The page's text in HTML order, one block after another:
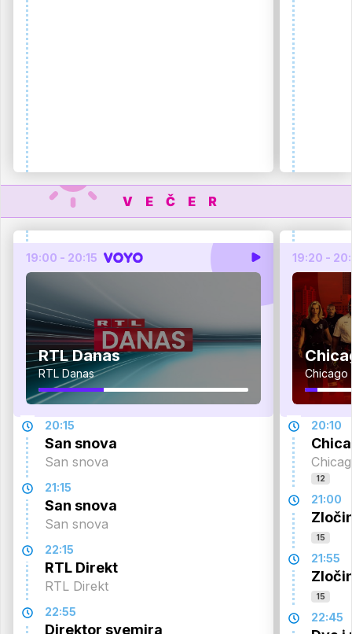
VEČER
19:00 - 20:15
RTL Danas
RTL Danas
20:15
San snova
San snova
21:15
San snova
San snova
22:15
RTL Direkt
RTL Direkt
22:55
Direktor svemira
19:20 -
Chicago
20:10
12
21:00
15
21:55
15
22:45